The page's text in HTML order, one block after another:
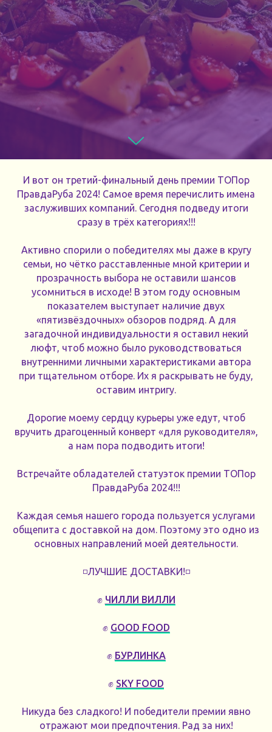
И вот он третий-финальный день премии ТОПор
ПравдаРуба 2024! Самое время перечислить имена
заслуживших компаний. Сегодня подведу итоги
сразу в трёх категориях!!!
Активно спорили о победителях мы даже в кругу
семьи, но чётко расставленные мной критерии и
прозрачность выбора не оставили шансов
усомниться в исходе! В этом году основным
показателем выступает наличие двух
«пятизвёздочных» обзоров подряд. А для
загадочной индивидуальности я оставил некий
люфт, чтоб можно было руководствоваться
внутренними личными характеристиками автора
при тщательном отборе. Их я раскрывать не буду,
оставим интригу.
Дорогие моему сердцу курьеры уже едут, чтоб
вручить драгоценный конверт «для руководителя»,
а нам пора подводить итоги!
Встречайте обладателей статуэток премии ТОПор
ПравдаРуба 2024!!!
Каждая семья нашего города пользуется услугами
общепита с доставкой на дом. Поэтому это одно из
основных направлений моей деятельности.
◽️ЛУЧШИЕ ДОСТАВКИ!◽️
✊ ЧИЛЛИ ВИЛЛИ
✊ GOOD FOOD
✊ БУРЛИНКА
✊ SKY FOOD
Никуда без сладкого! И победители премии явно
отражают мои предпочтения. Рад за них!